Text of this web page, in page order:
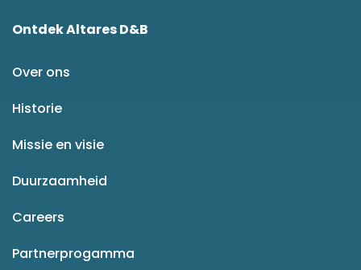
Ontdek Altares D&B
Over ons
Historie
Missie en visie
Duurzaamheid
Careers
Partnerprogamma